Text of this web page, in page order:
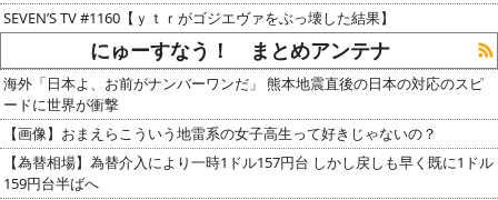
SEVEN’S TV #1160【ｙｔｒがゴジエヴァをぶっ壊した結果】
にゅーすなう！ まとめアンテナ
海外「日本よ、お前がナンバーワンだ」 熊本地震直後の日本の対応のスピ
ードに世界が衝撃
【画像】おまえらこういう地雷系の女子高生って好きじゃないの？
【為替相場】為替介入により一時1ドル157円台 しかし戻しも早く既に1ドル
159円台半ばへ